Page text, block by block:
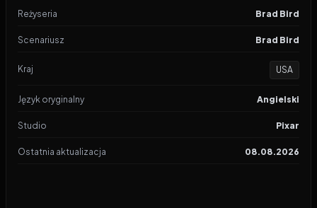
Reżyseria Brad Bird
Scenariusz Brad Bird
Kraj USA
Język oryginalny Angielski
Studio Pixar
Ostatnia aktualizacja 08.08.2026